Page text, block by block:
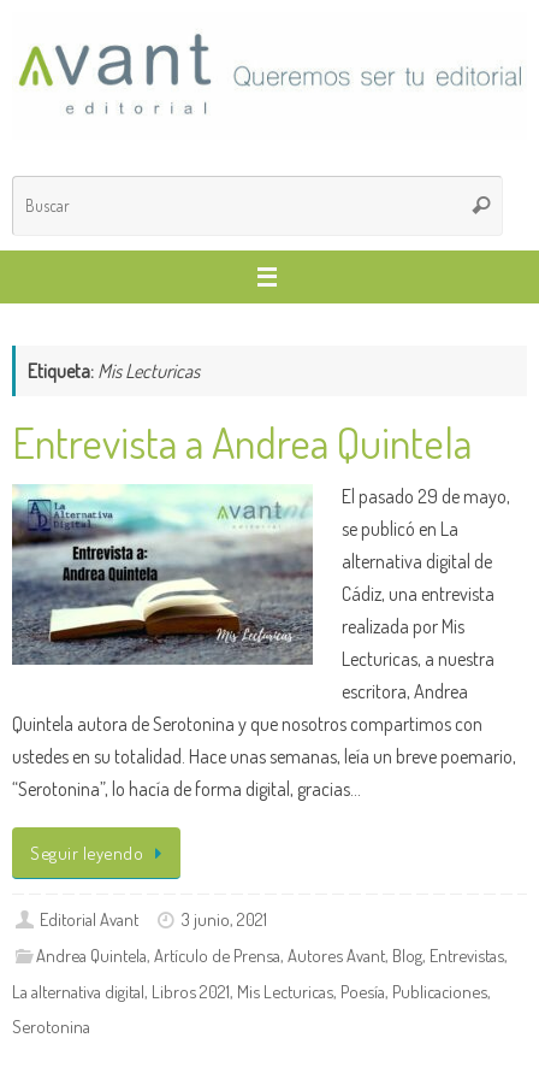
contenido
Buscar
Etiqueta:Mis Lecturicas
Entrevista a Andrea Quintela
El pasado 29 de mayo,
se publicó en La
alternativa digital de
Cádiz, una entrevista
realizada por Mis
Lecturicas, a nuestra
escritora, Andrea
Quintela autora de Serotonina y que nosotros compartimos con
ustedes en su totalidad. Hace unas semanas, leía un breve poemario,
“Serotonina”, lo hacía de forma digital, gracias…
Seguir leyendo
Editorial Avant
3 junio, 2021
Andrea Quintela,Artículo de Prensa,Autores Avant, Blog, Entrevistas,
La alternativa digital, Libros 2021, Mis Lecturicas, Poesía, Publicaciones,
Serotonina